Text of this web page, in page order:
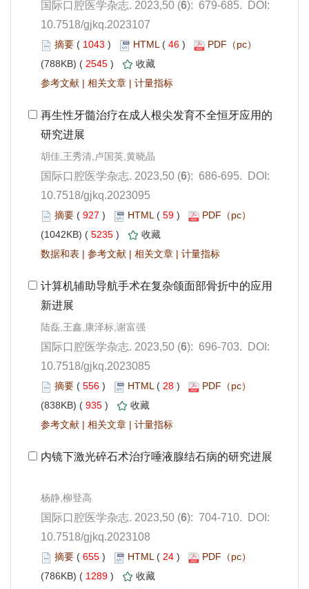
): 679-685. DOI:
10.7518/gjkq.2023107
1043 ) 46 )
2545 )
|
|
): 686-695. DOI:
10.7518/gjkq.2023095
927 ) 59 )
5235 )
|
| |
): 696-703. DOI:
10.7518/gjkq.2023085
556 ) 28 )
935 )
|
|
): 704-710. DOI:
10.7518/gjkq.2023108
655 ) 24 )
1289 )